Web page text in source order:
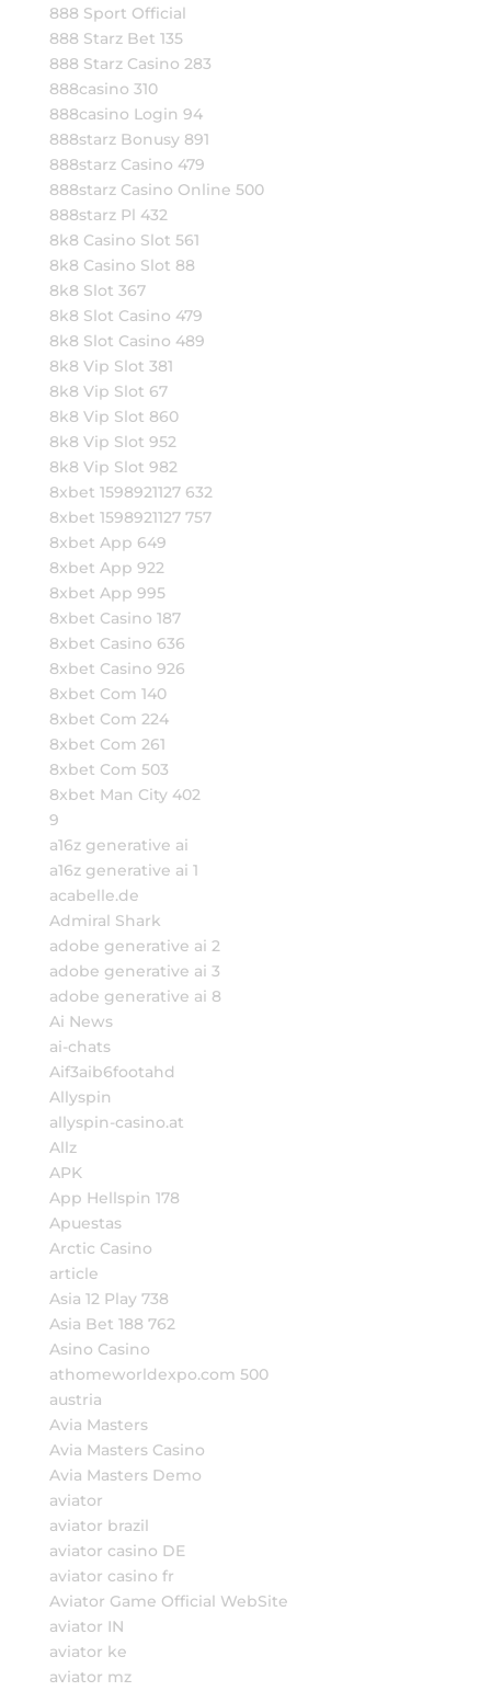
888 Sport Official
888 Starz Bet 135
888 Starz Casino 283
888casino 310
888casino Login 94
888starz Bonusy 891
888starz Casino 479
888starz Casino Online 500
888starz Pl 432
8k8 Casino Slot 561
8k8 Casino Slot 88
8k8 Slot 367
8k8 Slot Casino 479
8k8 Slot Casino 489
8k8 Vip Slot 381
8k8 Vip Slot 67
8k8 Vip Slot 860
8k8 Vip Slot 952
8k8 Vip Slot 982
8xbet 1598921127 632
8xbet 1598921127 757
8xbet App 649
8xbet App 922
8xbet App 995
8xbet Casino 187
8xbet Casino 636
8xbet Casino 926
8xbet Com 140
8xbet Com 224
8xbet Com 261
8xbet Com 503
8xbet Man City 402
9
a16z generative ai
a16z generative ai 1
acabelle.de
Admiral Shark
adobe generative ai 2
adobe generative ai 3
adobe generative ai 8
Ai News
ai-chats
Aif3aib6footahd
Allyspin
allyspin-casino.at
Allz
APK
App Hellspin 178
Apuestas
Arctic Casino
article
Asia 12 Play 738
Asia Bet 188 762
Asino Casino
athomeworldexpo.com 500
austria
Avia Masters
Avia Masters Casino
Avia Masters Demo
aviator
aviator brazil
aviator casino DE
aviator casino fr
Aviator Game Official WebSite
aviator IN
aviator ke
aviator mz